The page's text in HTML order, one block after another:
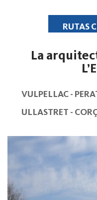
RUTAS
La
VULPELLAC -
ULLASTRET -